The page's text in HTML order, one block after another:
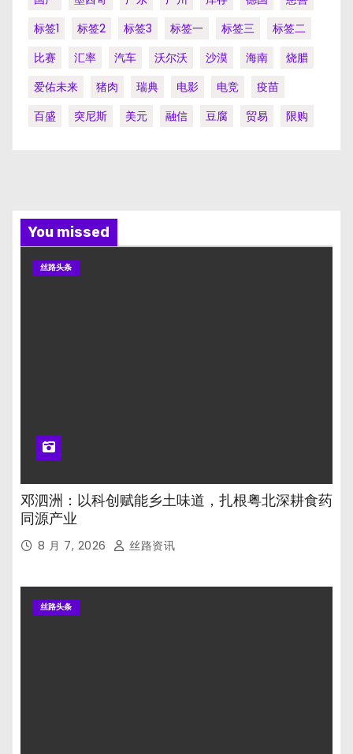
标签1
标签2 标签3 标签一 标签三
标签二
比赛
汇率 汽车 沃尔沃 沙漠 海南
烧腊
爱佑未来
猪肉 瑞典 电影 电竞
疫苗
百盛
突尼斯 美元 融信 豆腐 贸易 限购
You missed
丝路头条
邓泗洲：以科创赋能乡土味道，扎根粤北深耕食药
同源产业
8 月 7, 2026 丝路资讯
丝路头条